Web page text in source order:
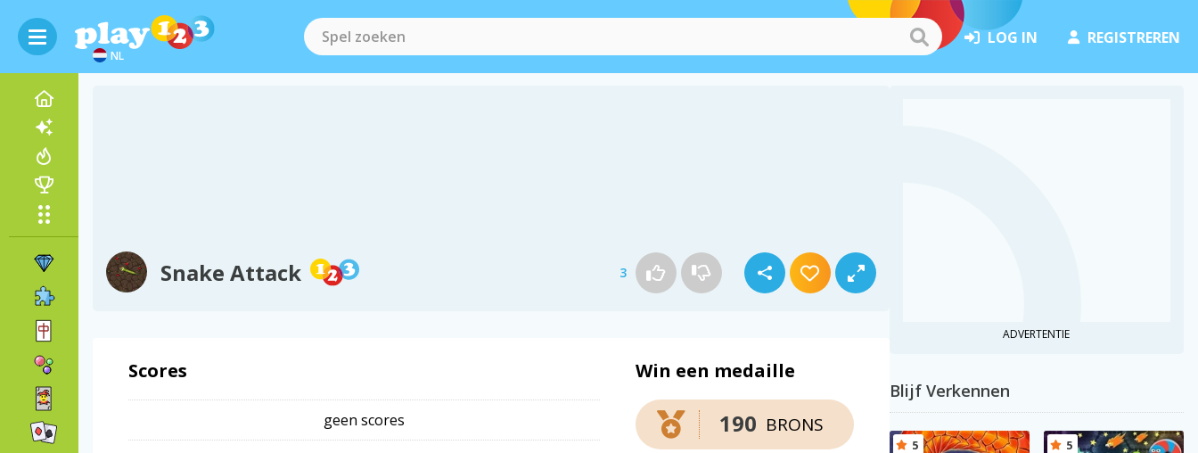
NL
LOG IN REGISTREREN
Snake Attack 3
Scores
geen scores
Win een medaille
BRONS
190
ADVERTENTIE
Blijf Verkennen
5 5